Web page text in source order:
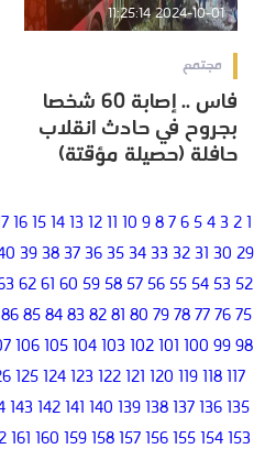
2024-10-01 11:25:14
مجتمع
فاس .. إصابة 60 شخصا
بجروح في حادث انقلاب
حافلة (حصيلة مؤقتة)
1
2
3
4
5
6
7
8
9
10
11
12
13
14
15
16
29
30
31
32
33
34
35
36
37
38
39
52
53
54
55
56
57
58
59
60
61
62
75
76
77
78
79
80
81
82
83
84
85
86
98
99
100
101
102
103
104
105
106
117
118
119
120
121
122
123
124
125
135
136
137
138
139
140
141
142
143
153
154
155
156
157
158
159
160
161